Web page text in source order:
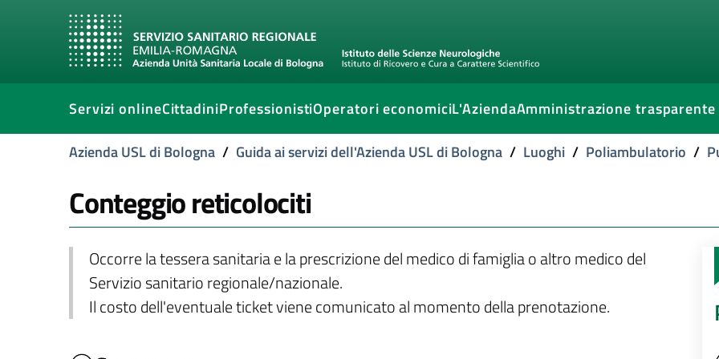
Servizi onlineCittadiniProfessionistiOperatori economiciL'AziendaAmministrazione trasparente
Azienda USL di Bologna / Guida ai servizi dell'Azienda USL di Bologna / Luoghi / Poliambulatorio /
Conteggio reticolociti
Occorre la tessera sanitaria e la prescrizione del medico di famiglia o altro medico del
Servizio sanitario regionale/nazionale.
Il costo dell'eventuale ticket viene comunicato al momento della prenotazione.